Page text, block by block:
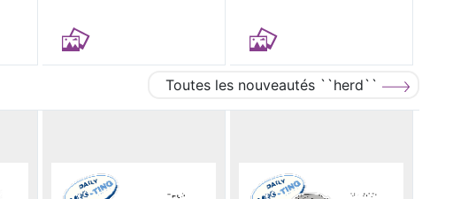
Toutes les nouveautés ``herd``